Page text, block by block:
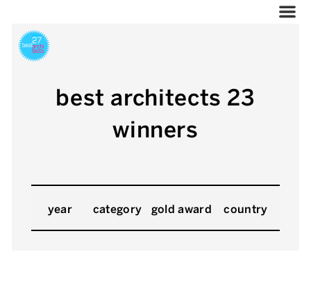
best architects 23
winners
year category gold award country